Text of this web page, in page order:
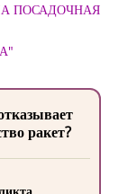
ПОСАДОЧНАЯ
ракет?